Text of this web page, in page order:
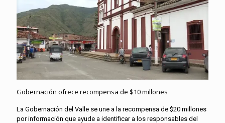
Gobernación ofrece recompensa de $10 millones
La Gobernación del Valle se une a la recompensa de $20 millones
por información que ayude a identificar a los responsables del